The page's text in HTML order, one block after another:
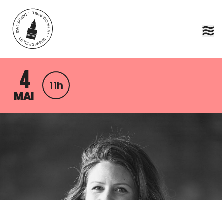
Aller au contenu principal
4
MAI
11h